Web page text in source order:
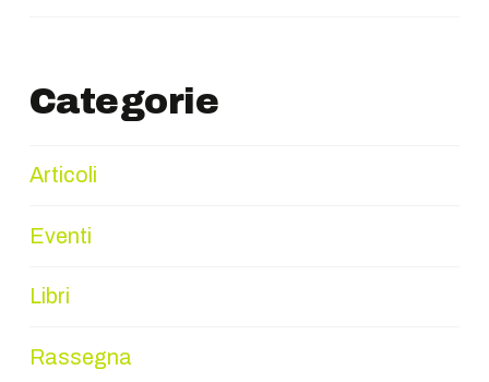
Categorie
Articoli
Eventi
Libri
Rassegna